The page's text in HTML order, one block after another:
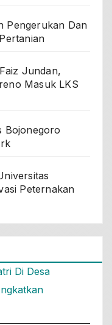
Pengerukan Dan
Jundan,
Masuk LKS
Bojonegoro
Peternakan
Di Desa